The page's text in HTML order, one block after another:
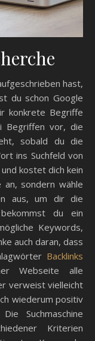
hast,
du schon Google
konkrete Begriffe
Begriffen vor, die
sobald du die
ins Suchfeld von
kostet dich kein
an, sondern wähle
aus, um dir die
bekommst du ein
Keywords,
auch daran, dass
Backlinks
Webseite alle
verweist vielleicht
wiederum positiv
Suchmaschine
Kriterien